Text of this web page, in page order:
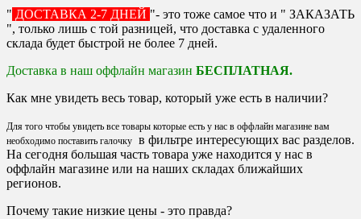
" ДОСТАВКА 2-7 ДНЕЙ "- это тоже самое что и " ЗАКАЗАТЬ
", только лишь с той разницей, что доставка с удаленного
склада будет быстрой не более 7 дней.
Доставка в наш оффлайн магазин БЕСПЛАТНАЯ.
Как мне увидеть весь товар, который уже есть в наличии?
Для того чтобы увидеть все товары которые есть у нас в оффлайн магазине вам
необходимо поставить галочку в фильтре интересующих вас разделов.
На сегодня большая часть товара уже находится у нас в
оффлайн магазине или на наших складах ближайших
регионов.
Почему такие низкие цены - это правда?